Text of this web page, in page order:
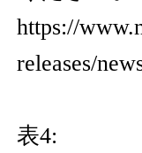
https://
releases/
表4: